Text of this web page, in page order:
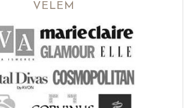
VELEM